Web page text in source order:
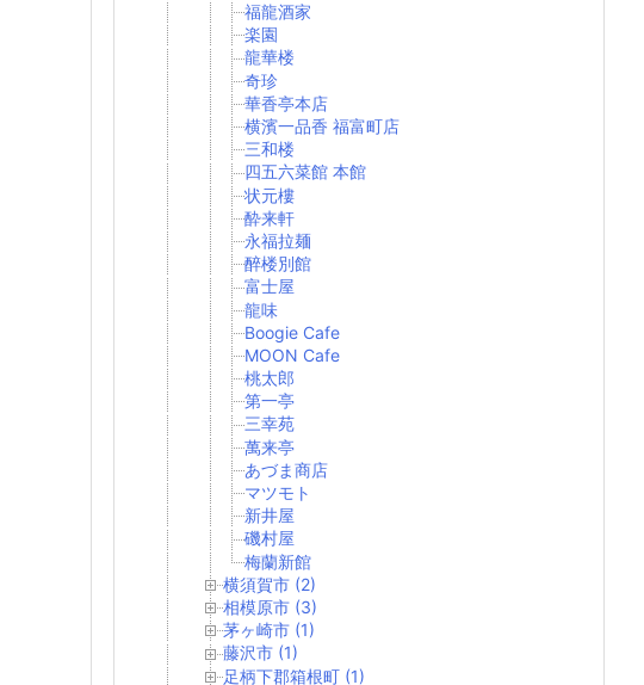
福龍酒家
楽園
龍華楼
奇珍
華香亭本店
横濱一品香 福富町店
三和楼
四五六菜館 本館
状元樓
酔来軒
永福拉麺
醉楼別館
富士屋
龍味
Boogie Cafe
MOON Cafe
桃太郎
第一亭
三幸苑
萬来亭
あづま商店
マツモト
新井屋
磯村屋
梅蘭新館
横須賀市 (2)
相模原市 (3)
茅ヶ崎市 (1)
藤沢市 (1)
足柄下郡箱根町 (1)